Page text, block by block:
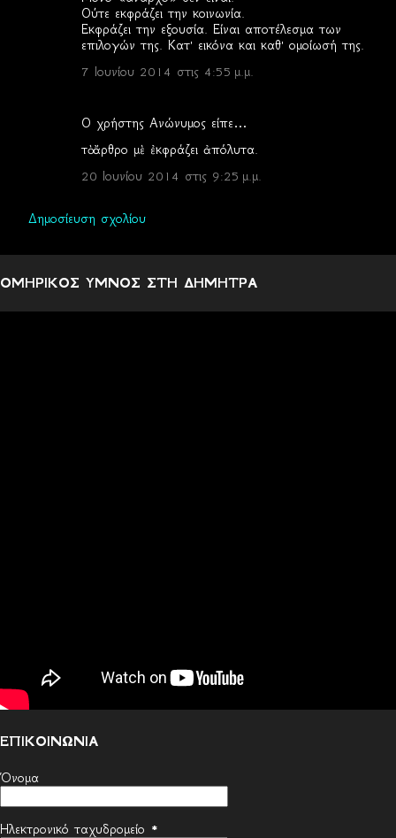
Ούτε εκφράζει την κοινωνία.
Εκφράζει την εξουσία. Είναι αποτέλεσμα των
επιλογών της. Κατ' εικόνα και καθ' ομοίωσή της.
7 Ιουνίου 2014 στις 4:55 μ.μ.
Ο χρήστης Ανώνυμος είπε…
τὸ ἄρθρο μὲ ἐκφράζει ἀπόλυτα.
20 Ιουνίου 2014 στις 9:25 μ.μ.
Δημοσίευση σχολίου
ΟΜΗΡΙΚΟΣ ΥΜΝΟΣ ΣΤΗ ΔΗΜΗΤΡΑ
ΕΠΙΚΟΙΝΩΝΙΑ
Όνομα
Ηλεκτρονικό ταχυδρομείο *